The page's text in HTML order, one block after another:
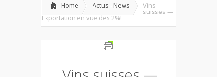
Home Actus - News Vins
suisses —
Exportation en vue des 2%!